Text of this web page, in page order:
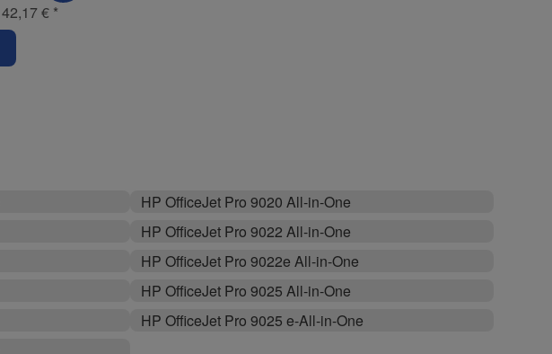
42,17 € *
HP OfficeJet Pro 9020 All-in-One
HP OfficeJet Pro 9022 All-in-One
HP OfficeJet Pro 9022e All-in-One
HP OfficeJet Pro 9025 All-in-One
HP OfficeJet Pro 9025 e-All-in-One